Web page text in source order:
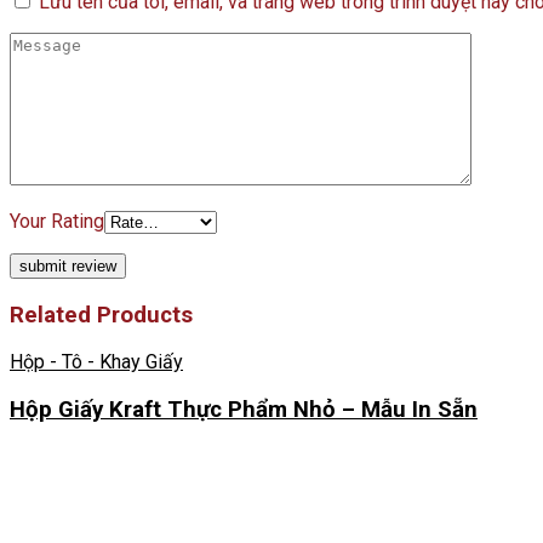
Your Rating
Related Products
Hộp - Tô - Khay Giấy
Hộp Giấy Kraft Thực Phẩm Nhỏ – Mẫu In Sẵn